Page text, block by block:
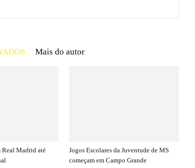
Mais do autor
Real Madrid até
Jogos Escolares da Juventude de MS
começam em Campo Grande